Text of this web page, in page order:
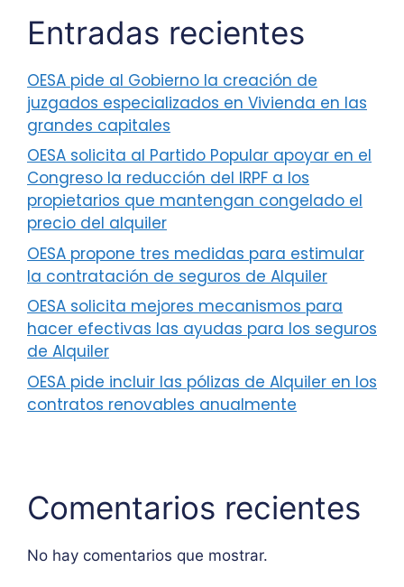
Entradas recientes
OESA pide al Gobierno la creación de
juzgados especializados en Vivienda en las
grandes capitales
OESA solicita al Partido Popular apoyar en el
Congreso la reducción del IRPF a los
propietarios que mantengan congelado el
precio del alquiler
OESA propone tres medidas para estimular
la contratación de seguros de Alquiler
OESA solicita mejores mecanismos para
hacer efectivas las ayudas para los seguros
de Alquiler
OESA pide incluir las pólizas de Alquiler en los
contratos renovables anualmente
Comentarios recientes
No hay comentarios que mostrar.